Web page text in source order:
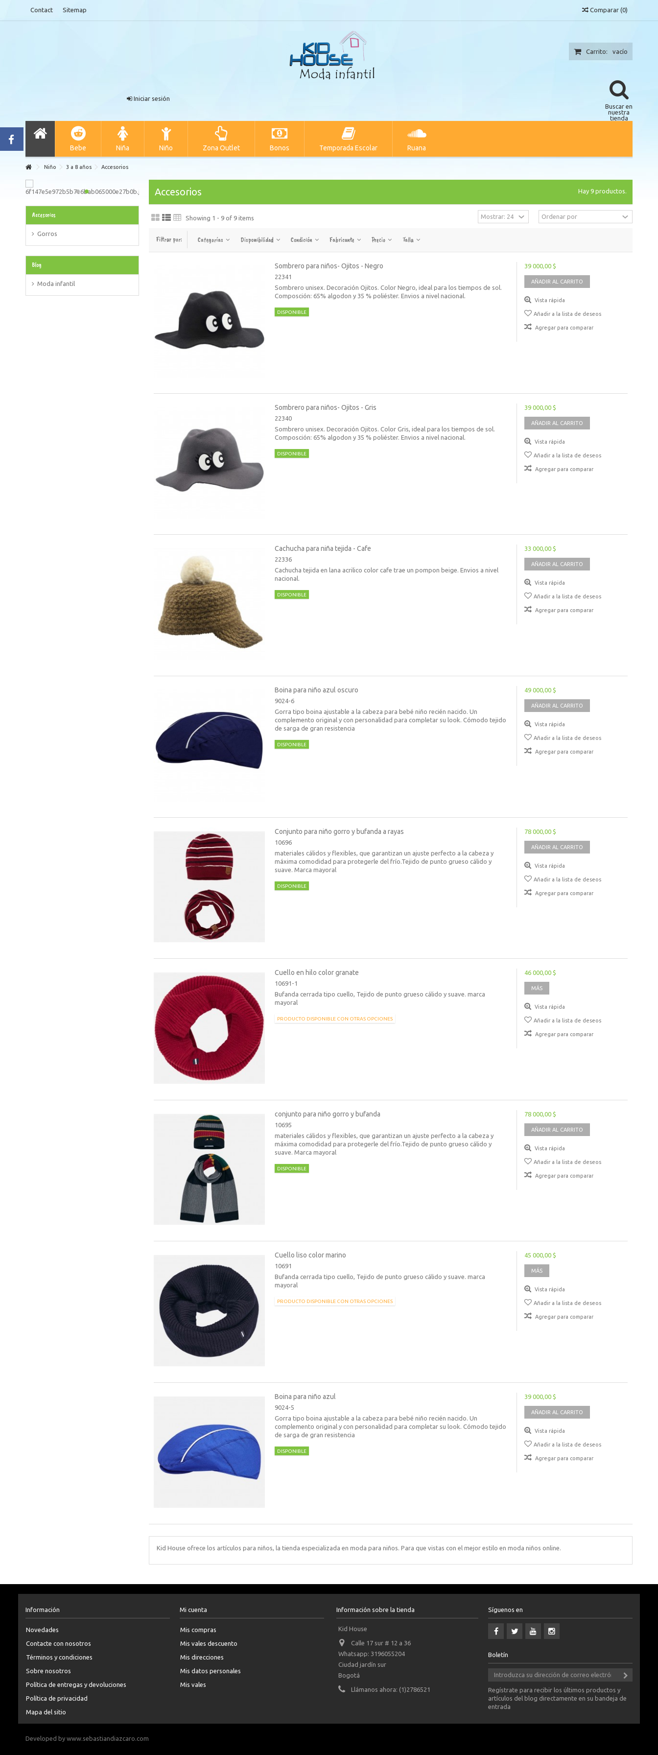
Contact Sitemap Comparar (0)
Carrito: vacío
Buscar en
nuestra
tienda
Iniciar sesión
Bebe Niña Niño Zona Outlet Bonos Temporada Escolar Ruana
Niño 3 a 8 años Accesorios
Accesorios Hay 9 productos.
Showing 1 - 9 of 9 items
Filtrar por: Categorías Disponibilidad Condición Fabricante Precio Talla
Sombrero para niños- Ojitos - Negro
22341
Sombrero unisex. Decoración Ojitos. Color Negro, ideal para los tiempos de sol.
Composción: 65% algodon y 35 % poliéster. Envios a nivel nacional.
DISPONIBLE
39 000,00 $
AÑADIR AL CARRITO
Vista rápida
Añadir a la lista de deseos
Agregar para comparar
Sombrero para niños- Ojitos - Gris
22340
Sombrero unisex. Decoración Ojitos. Color Gris, ideal para los tiempos de sol.
Composción: 65% algodon y 35 % poliéster. Envios a nivel nacional.
DISPONIBLE
39 000,00 $
AÑADIR AL CARRITO
Vista rápida
Añadir a la lista de deseos
Agregar para comparar
Cachucha para niña tejida - Cafe
22336
Cachucha tejida en lana acrilico color cafe trae un pompon beige. Envios a nivel
nacional.
DISPONIBLE
33 000,00 $
AÑADIR AL CARRITO
Vista rápida
Añadir a la lista de deseos
Agregar para comparar
Boina para niño azul oscuro
9024-6
Gorra tipo boina ajustable a la cabeza para bebé niño recién nacido. Un
complemento original y con personalidad para completar su look. Cómodo tejido
de sarga de gran resistencia
DISPONIBLE
49 000,00 $
AÑADIR AL CARRITO
Vista rápida
Añadir a la lista de deseos
Agregar para comparar
Conjunto para niño gorro y bufanda a rayas
10696
materiales cálidos y flexibles, que garantizan un ajuste perfecto a la cabeza y
máxima comodidad para protegerle del frío.Tejido de punto grueso cálido y
suave. Marca mayoral
DISPONIBLE
78 000,00 $
AÑADIR AL CARRITO
Vista rápida
Añadir a la lista de deseos
Agregar para comparar
Cuello en hilo color granate
10691-1
Bufanda cerrada tipo cuello, Tejido de punto grueso cálido y suave. marca
mayoral
PRODUCTO DISPONIBLE CON OTRAS OPCIONES
46 000,00 $
MÁS
Vista rápida
Añadir a la lista de deseos
Agregar para comparar
conjunto para niño gorro y bufanda
10695
materiales cálidos y flexibles, que garantizan un ajuste perfecto a la cabeza y
máxima comodidad para protegerle del frío.Tejido de punto grueso cálido y
suave. Marca mayoral
DISPONIBLE
78 000,00 $
AÑADIR AL CARRITO
Vista rápida
Añadir a la lista de deseos
Agregar para comparar
Cuello liso color marino
10691
Bufanda cerrada tipo cuello, Tejido de punto grueso cálido y suave. marca
mayoral
PRODUCTO DISPONIBLE CON OTRAS OPCIONES
45 000,00 $
MÁS
Vista rápida
Añadir a la lista de deseos
Agregar para comparar
Boina para niño azul
9024-5
Gorra tipo boina ajustable a la cabeza para bebé niño recién nacido. Un
complemento original y con personalidad para completar su look. Cómodo tejido
de sarga de gran resistencia
DISPONIBLE
39 000,00 $
AÑADIR AL CARRITO
Vista rápida
Añadir a la lista de deseos
Agregar para comparar
Kid House ofrece los artículos para niños, la tienda especializada en moda para niños. Para que vistas con el mejor estilo en moda niños online.
Accesorios
Gorros
Blog
Moda infantil
Información
Novedades
Contacte con nosotros
Términos y condiciones
Sobre nosotros
Política de entregas y devoluciones
Política de privacidad
Mapa del sitio
Mi cuenta
Mis compras
Mis vales descuento
Mis direcciones
Mis datos personales
Mis vales
Información sobre la tienda
Kid House
Calle 17 sur # 12 a 36
Whatsapp: 3196055204
Ciudad jardín sur
Bogotá
Llámanos ahora: (1)2786521
Síguenos en
Boletín
Regístrate para recibir los últimos productos y
artículos del blog directamente en su bandeja de
entrada
Developed by www.sebastiandiazcaro.com